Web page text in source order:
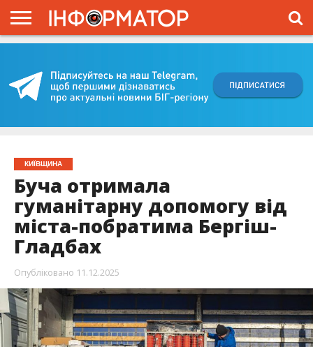
ПРОЄКТ
КИЇВЩИНА
Буча отримала
гуманітарну допомогу від
міста-побратима Бергіш-
Гладбах
Опубліковано 11.12.2025